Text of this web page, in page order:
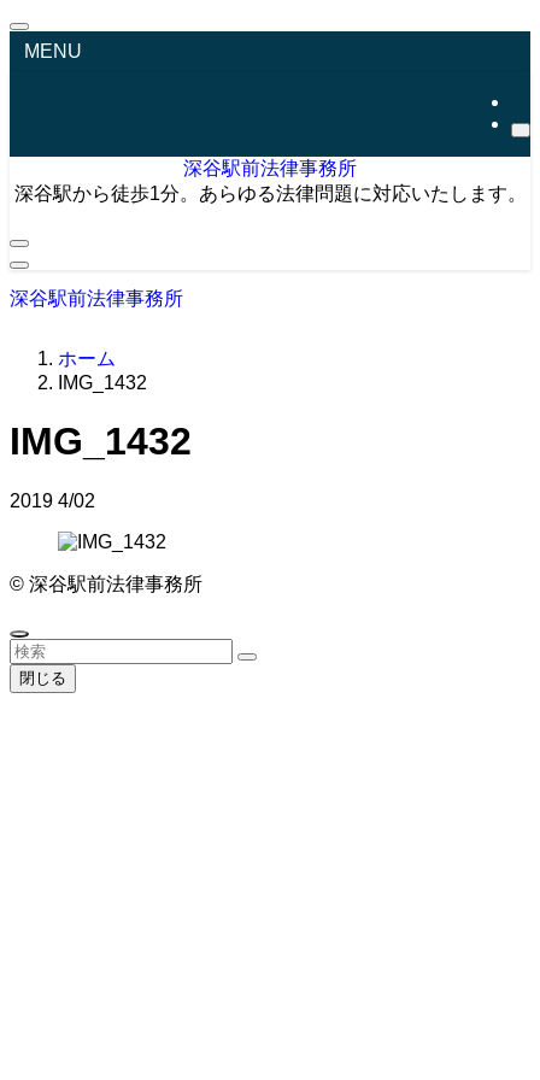
MENU
深谷駅前法律事務所
深谷駅から徒歩1分。あらゆる法律問題に対応いたします。
深谷駅前法律事務所
ホーム
IMG_1432
IMG_1432
2019 4/02
© 深谷駅前法律事務所
閉じる